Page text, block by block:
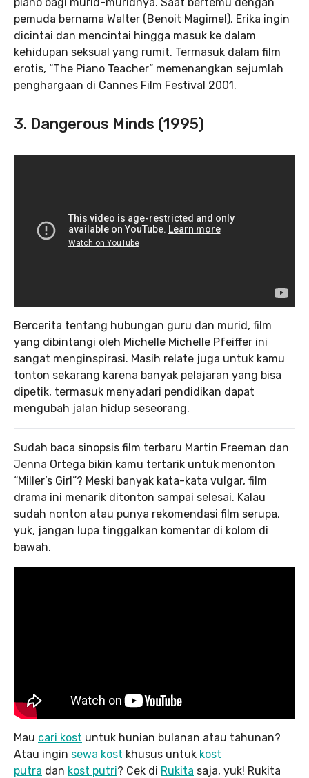
pemuda bernama Walter (Benoit Magimel), Erika ingin
dicintai dan mencintai hingga masuk ke dalam
kehidupan seksual yang rumit. Termasuk dalam film
erotis, “The Piano Teacher” memenangkan sejumlah
penghargaan di Cannes Film Festival 2001.
3. Dangerous Minds (1995)
Bercerita tentang hubungan guru dan murid, film
yang dibintangi oleh Michelle Michelle Pfeiffer ini
sangat menginspirasi. Masih relate juga untuk kamu
tonton sekarang karena banyak pelajaran yang bisa
dipetik, termasuk menyadari pendidikan dapat
mengubah jalan hidup seseorang.
Sudah baca sinopsis film terbaru Martin Freeman dan
Jenna Ortega bikin kamu tertarik untuk menonton
“Miller’s Girl”? Meski banyak kata-kata vulgar, film
drama ini menarik ditonton sampai selesai. Kalau
sudah nonton atau punya rekomendasi film serupa,
yuk, jangan lupa tinggalkan komentar di kolom di
bawah.
Mau cari kost untuk hunian bulanan atau tahunan?
Atau ingin sewa kost khusus untuk kost
putra dan kost putri? Cek di Rukita saja, yuk! Rukita